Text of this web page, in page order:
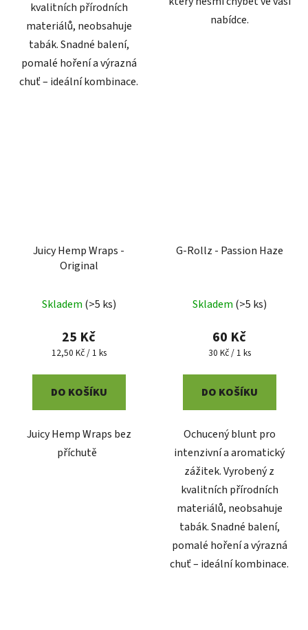
kvalitních přírodních
materiálů, neobsahuje
tabák. Snadné balení,
pomalé hoření a výrazná
chuť – ideální kombinace.
nabídce.
Juicy Hemp Wraps -
Original
Skladem (>5 ks)
25 Kč
Měrná
12,50 Kč / 1 ks
DO KOŠÍKU
Juicy Hemp Wraps bez
příchutě
G-Rollz - Passion Haze
Skladem (>5 ks)
60 Kč
Měrná
30 Kč / 1 ks
DO KOŠÍKU
Ochucený blunt pro
intenzivní a aromatický
zážitek. Vyrobený z
kvalitních přírodních
materiálů, neobsahuje
tabák. Snadné balení,
pomalé hoření a výrazná
chuť – ideální kombinace.